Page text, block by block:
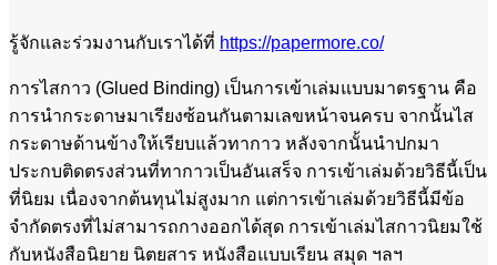
รู้จักและร่วมงานกับเราได้ที่ https://papermore.co/
การไสกาว (Glued Binding) เป็นการเข้าเล่มแบบมาตรฐาน คือ
การนำกระดาษมาเรียงซ้อนกันตามเลขหน้าจนครบ จากนั้นไส
กระดาษด้านข้างให้เรียบแล้วทากาว หลังจากนั้นนำปกมา
ประกบติดตรงส่วนที่ทากาวเป็นอันเสร็จ การเข้าเล่มด้วยวิธีนี้เป็น
ที่นิยม เนื่องจากต้นทุนไม่สูงมาก แต่การเข้าเล่มด้วยวิธีนี้มีข้อ
จำกัดตรงที่ไม่สามารถกางออกได้สุด การเข้าเล่มไสกาวนิยมใช้
กับหนังสือนิยาย นิตยสาร หนังสือแบบเรียน สมุด ฯลฯ